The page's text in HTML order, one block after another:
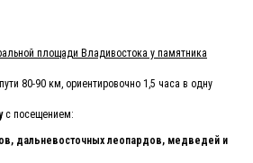
площади Владивостока у памятника
80-90 км, ориентировочно 1,5 часа в одну
с посещением:
дальневосточных леопардов, медведей и